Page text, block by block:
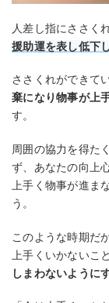
人差し指にささく
援助運を表し低下
ささくれができて
棄になり物事が上
す。
周囲の協力を得た
ず、あなたの向上
上手く物事が進ま
う。
このような時期だ
上手くいかないこ
しまわないように